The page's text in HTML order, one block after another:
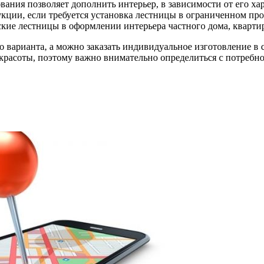
позволяет дополнить интерьер, в зависимости от его
если требуется установка лестницы в ограниченном
лестницы в оформлении интерьера частного дома,
а можно заказать индивидуальное изготовление
поэтому важно внимательно определиться с